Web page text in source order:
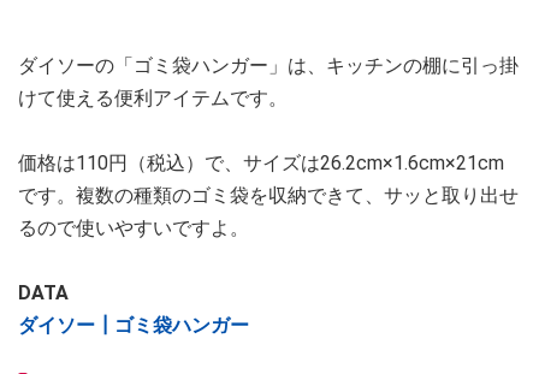
ダイソーの「ゴミ袋ハンガー」は、キッチンの棚に引っ掛
けて使える便利アイテムです。
価格は110円（税込）で、サイズは26.2cm×1.6cm×21cm
です。複数の種類のゴミ袋を収納できて、サッと取り出せ
るので使いやすいですよ。
DATA
ダイソー┃ゴミ袋ハンガー